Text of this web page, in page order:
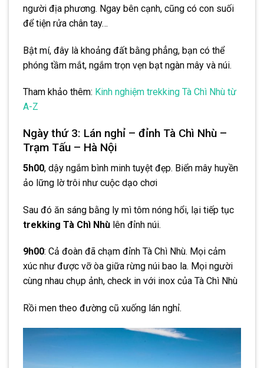
người địa phương. Ngay bên cạnh, cũng có con suối
để tiện rửa chân tay…
Bật mí, đây là khoảng đất bằng phẳng, bạn có thể
phóng tầm mắt, ngắm trọn vẹn bạt ngàn mây và núi.
Tham khảo thêm: Kinh nghiệm trekking Tà Chì Nhù từ
A-Z
Ngày thứ 3: Lán nghỉ – đỉnh Tà Chì Nhù –
Trạm Tấu – Hà Nội
5h00, dậy ngắm bình minh tuyệt đẹp. Biển mây huyền
ảo lững lờ trôi như cuộc dạo chơi
Sau đó ăn sáng bằng ly mì tôm nóng hổi, lại tiếp tục
trekking Tà Chì Nhù lên đỉnh núi.
9h00: Cả đoàn đã chạm đỉnh Tà Chì Nhù. Mọi cảm
xúc như được vỡ òa giữa rừng núi bao la. Mọi người
cùng nhau chụp ảnh, check in với inox của Tà Chì Nhù
Rồi men theo đường cũ xuống lán nghỉ.